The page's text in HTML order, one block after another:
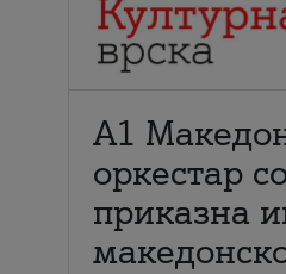
А1
оркестар
приказна